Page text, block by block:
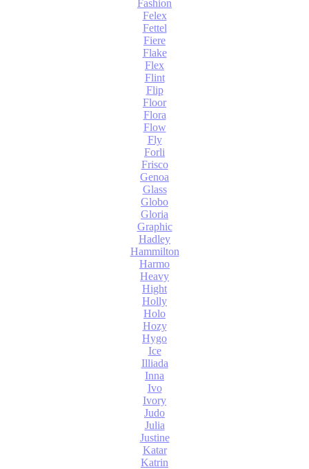
Fashion
Felex
Fettel
Fiere
Flake
Flex
Flint
Flip
Floor
Flora
Flow
Fly
Forli
Frisco
Genoa
Glass
Globo
Gloria
Graphic
Hadley
Hammilton
Harmo
Heavy
Hight
Holly
Holo
Hozy
Hygo
Ice
Illiada
Inna
Ivo
Ivory
Judo
Julia
Justine
Katar
Katrin